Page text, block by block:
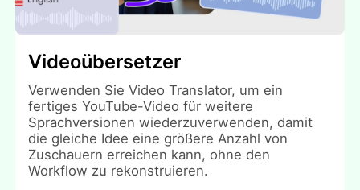
Videoübersetzer
Verwenden Sie Video Translator, um ein
fertiges YouTube-Video für weitere
Sprachversionen wiederzuverwenden, damit
die gleiche Idee eine größere Anzahl von
Zuschauern erreichen kann, ohne den
Workflow zu rekonstruieren.